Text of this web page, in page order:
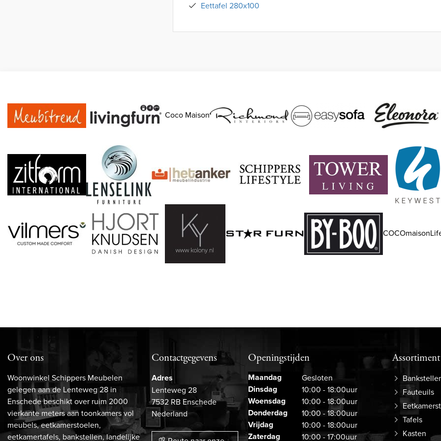
Eettafel 280x100
Coco Maison
Over ons
Woonwinkel Schippers Meubelen
gelegen aan de Lenteweg 28 in
Enschede beschikt over ruim 2000
vierkante meters aan toonkamers vol
meubels, eetkamerstoelen,
eetkamertafels, bankstellen, landelijke
Contactgegevens
Adres
Lenteweg 28
7532 RB Enschede
Nederland
Openingstijden
Maandag Gesloten
Dinsdag 10:00 - 18:00uur
Woensdag 10:00 - 18:00uur
Donderdag 10:00 - 18:00uur
Vrijdag 10:00 - 18:00uur
Zaterdag 10:00 - 17:00uur
Assortiment
Fauteuils
Tafels
Kasten